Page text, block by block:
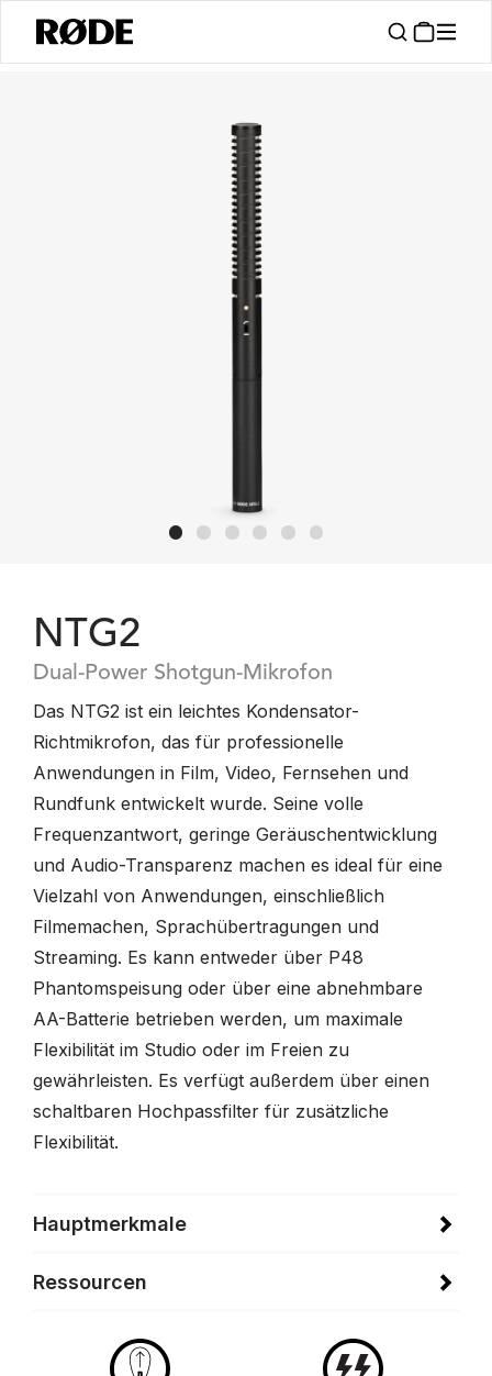
NTG2
Dual-Power Shotgun-Mikrofon
Das NTG2 ist ein leichtes Kondensator-
Richtmikrofon, das für professionelle
Anwendungen in Film, Video, Fernsehen und
Rundfunk entwickelt wurde. Seine volle
Frequenzantwort, geringe Geräuschentwicklung
und Audio-Transparenz machen es ideal für eine
Vielzahl von Anwendungen, einschließlich
Filmemachen, Sprachübertragungen und
Streaming. Es kann entweder über P48
Phantomspeisung oder über eine abnehmbare
AA-Batterie betrieben werden, um maximale
Flexibilität im Studio oder im Freien zu
gewährleisten. Es verfügt außerdem über einen
schaltbaren Hochpassfilter für zusätzliche
Flexibilität.
Hauptmerkmale
Ressourcen